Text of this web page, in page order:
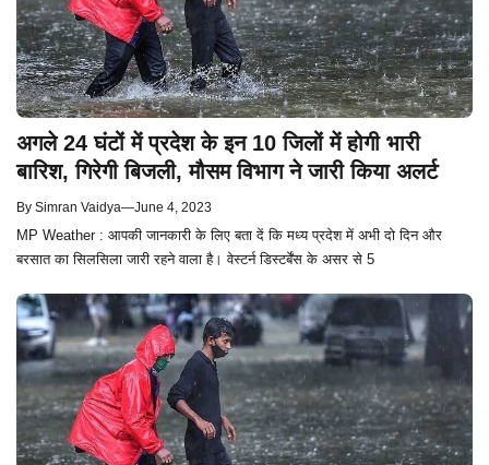
अगले 24 घंटों में प्रदेश के इन 10 जिलों में होगी भारी
बारिश, गिरेगी बिजली, मौसम विभाग ने जारी किया अलर्ट
By Simran Vaidya—June 4, 2023
MP Weather : आपकी जानकारी के लिए बता दें कि मध्य प्रदेश में अभी दो दिन और
बरसात का सिलसिला जारी रहने वाला है। वेस्टर्न डिस्टर्बेंस के असर से 5